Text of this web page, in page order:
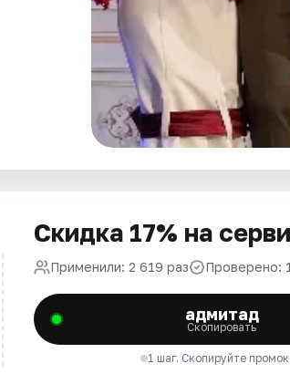
Скидка 17% на
Применили: 2 619 раз Проверено:
адмитад
Скопировать
1 шаг. Скопируйте